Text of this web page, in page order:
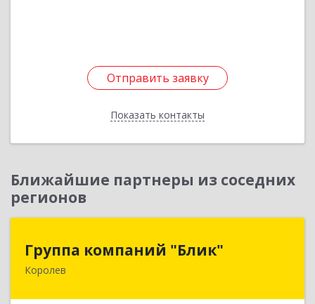
Отправить заявку
Показать контакты
Отправить заявку
Назад
Ближайшие партнеры из соседних
регионов
Группа компаний "Блик"
Королев
Группа компаний "Блик"